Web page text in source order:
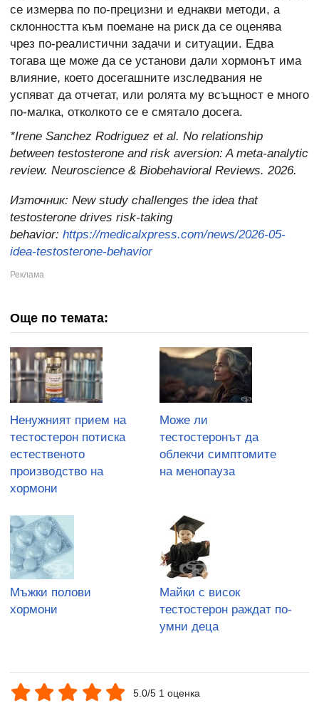
се измерва по по-прецизни и еднакви методи, а
склонността към поемане на риск да се оценява
чрез по-реалистични задачи и ситуации. Едва
тогава ще може да се установи дали хормонът има
влияние, което досегашните изследвания не
успяват да отчетат, или ролята му всъщност е много
по-малка, отколкото се е смятало досега.
*Irene Sanchez Rodriguez et al. No relationship
between testosterone and risk aversion: A meta-analytic
review. Neuroscience & Biobehavioral Reviews. 2026.
Източник: New study challenges the idea that
testosterone drives risk-taking
behavior: https://medicalxpress.com/news/2026-05-
idea-testosterone-behavior
Още по темата:
Ненужният прием на
тестостерон потиска
естественото
производство на
хормони
Може ли
тестостеронът да
облекчи симптомите
на менопауза
Мъжки полови
хормони
Майки с висок
тестостерон раждат по-
умни деца
5.0/5 1 оценка